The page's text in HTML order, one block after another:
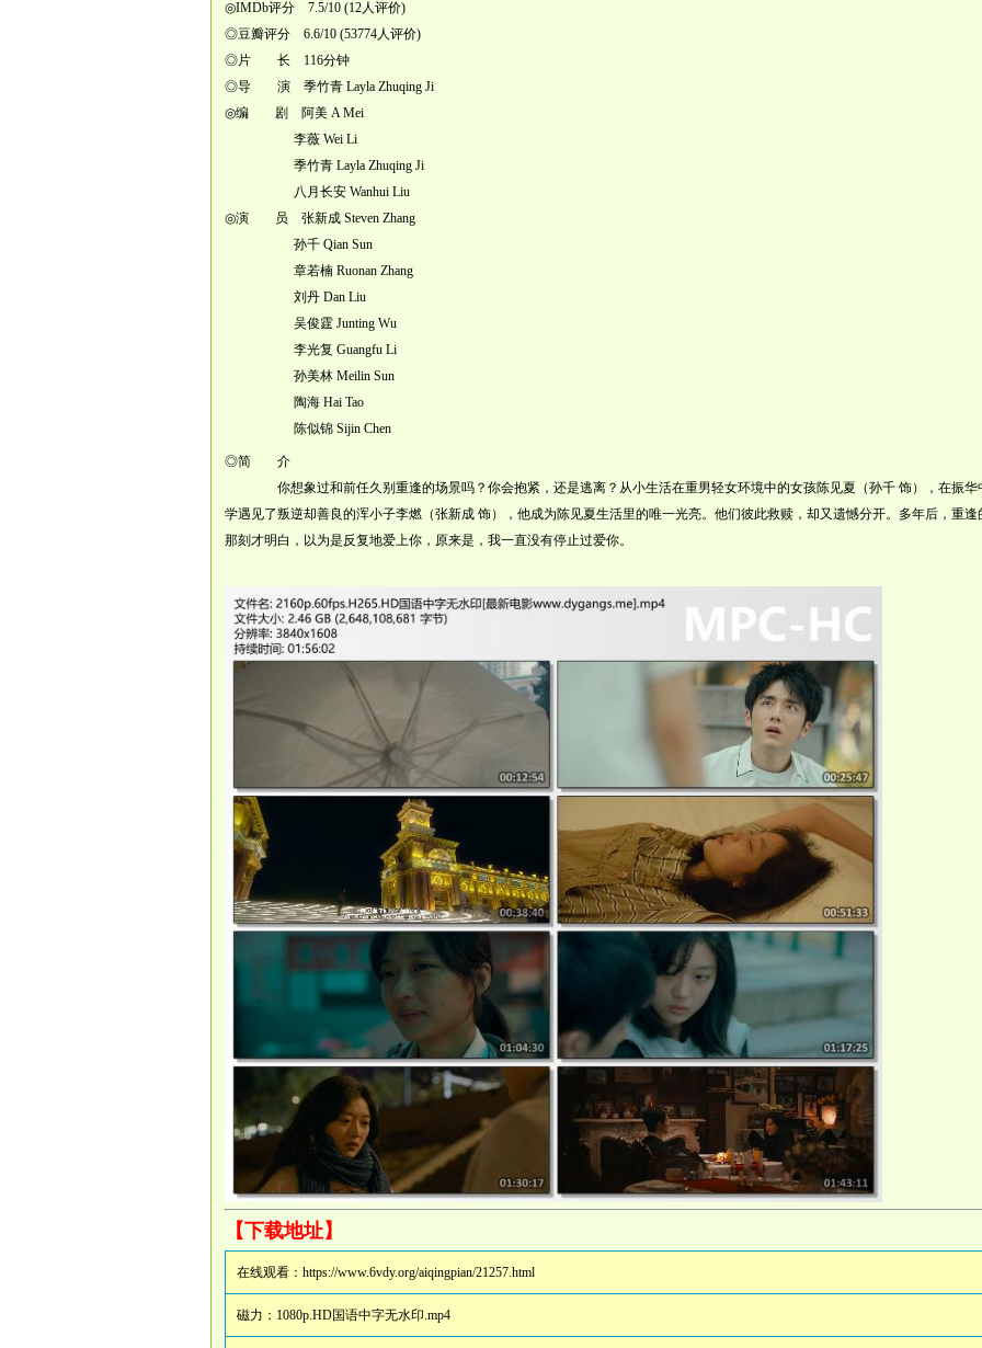
◎IMDb评分 7.5/10 (12人评价)
◎豆瓣评分 6.6/10 (53774人评价)
◎片 长 116分钟
◎导 演 季竹青 Layla Zhuqing Ji
◎编 剧 阿美 A Mei
李薇 Wei Li
季竹青 Layla Zhuqing Ji
八月长安 Wanhui Liu
◎演 员 张新成 Steven Zhang
孙千 Qian Sun
章若楠 Ruonan Zhang
刘丹 Dan Liu
吴俊霆 Junting Wu
李光复 Guangfu Li
孙美林 Meilin Sun
陶海 Hai Tao
陈似锦 Sijin Chen
◎简 介
你想象过和前任久别重逢的场景吗？你会抱紧，还是逃离？从小生活在重男轻女环境中的女孩陈见夏（孙千 饰），在振华
学遇见了叛逆却善良的浑小子李燃（张新成 饰），他成为陈见夏生活里的唯一光亮。他们彼此救赎，却又遗憾分开。多年后，重逢
那刻才明白，以为是反复地爱上你，原来是，我一直没有停止过爱你。
【下载地址】
在线观看： https://www.6vdy.org/aiqingpian/21257.html
磁力： 1080p.HD国语中字无水印.mp4